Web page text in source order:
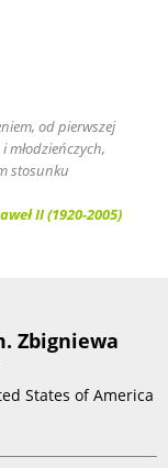
od pierwszej
młodzieńczych,
stosunku
II (1920-2005)
Zbigniewa
States of America